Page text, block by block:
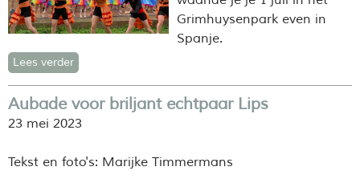
Grimhuysenpark even in
Spanje.
Lees verder
Aubade voor briljant echtpaar Lips
23 mei 2023
Tekst en foto's: Marijke Timmermans